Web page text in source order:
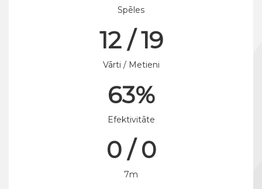
Spēles
12 / 19
Vārti / Metieni
63%
Efektivitāte
0 / 0
7m